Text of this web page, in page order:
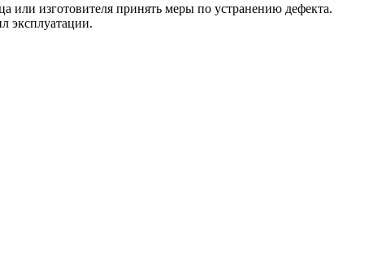
или изготовителя принять меры по устранению дефекта.
эксплуатации.